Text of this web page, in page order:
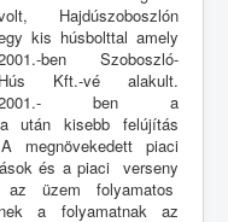
Hajdúszoboszlón
kis húsbolttal amely
ben Szoboszló-
Hús Kft.-vé alakult.
ben a
után kisebb felújítás
megnövekedett piaci
és a piaci verseny
az üzem folyamatos
a folyamatnak az